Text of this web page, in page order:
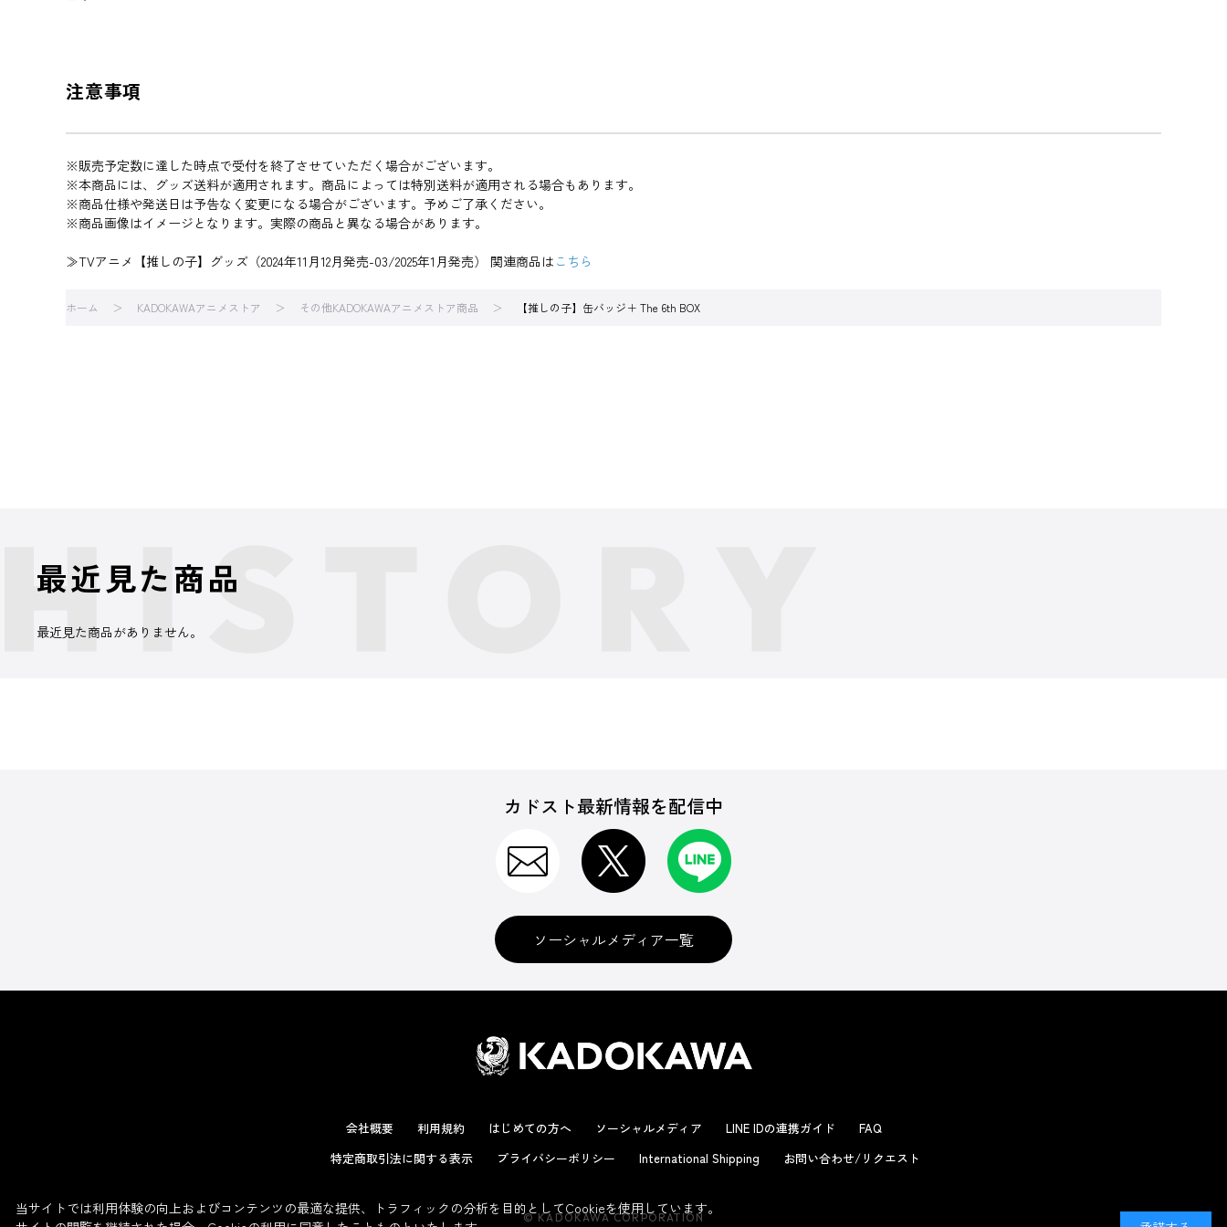
注意事項
※販売予定数に達した時点で受付を終了させていただく場合がございます。
※本商品には、グッズ送料が適用されます。商品によっては特別送料が適用される場合もあります。
※商品仕様や発送日は予告なく変更になる場合がございます。予めご了承ください。
※商品画像はイメージとなります。実際の商品と異なる場合があります。
≫TVアニメ【推しの子】グッズ（2024年11月12月発売-03/2025年1月発売） 関連商品は こちら
ホーム KADOKAWAアニメストア その他KADOKAWAアニメストア商品 【推しの子】缶バッジ＋ The 6th BOX
最近見た商品
最近見た商品がありません。
カドスト最新情報を配信中
ソーシャルメディア一覧
会社概要 利用規約 はじめての方へ ソーシャルメディア LINE IDの連携ガイド
FAQ
特定商取引法に関する表示
プライバシーポリシー International Shipping お問い合わせ/リクエスト
© KADOKAWA CORPORATION
当サイトでは利用体験の向上およびコンテンツの最適な提供、トラフィックの分析を目的としてCookieを使用しています。